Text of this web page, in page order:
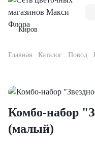
Киров
к букету
мамы
Главная Каталог Повод
Комбо-набор
(малый)